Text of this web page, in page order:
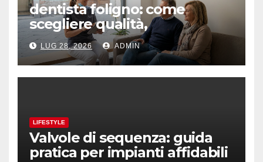
dentista foligno: come
scegliere qualità,
prevenzione e fiducia
LUG 28, 2026 ADMIN
LIFESTYLE
Valvole di sequenza: guida
pratica per impianti affidabili